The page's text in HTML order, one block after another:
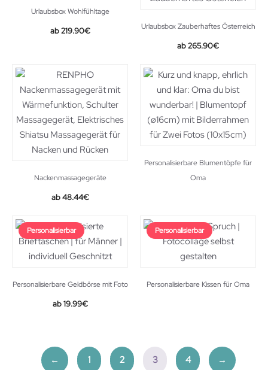
Urlaubsbox Wohlfühltage
219.90€ Urlaubsbox Zauberhaftes Österreich
265.90€
Nackenmassagegeräte
Original
was:
89.00€.
48.44€Current
Personalisierbare Blumentöpfe für
Oma
Personalisierbar
Personalisierbare Geldbörse mit Foto
19.99€
Personalisierbar
Personalisierbare Kissen für Oma
← 1 2 3 4 →